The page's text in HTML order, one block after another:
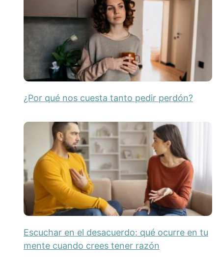
¿Por qué nos cuesta tanto pedir perdón?
Escuchar en el desacuerdo: qué ocurre en tu
mente cuando crees tener razón